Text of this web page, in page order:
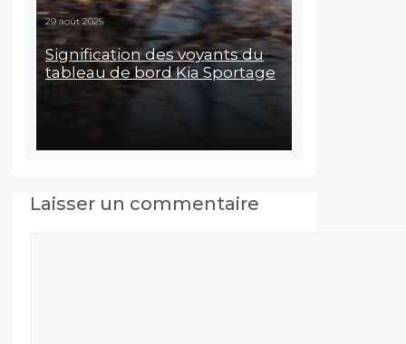
29 août 2025
Signification des voyants du
tableau de bord Kia Sportage
Laisser un commentaire